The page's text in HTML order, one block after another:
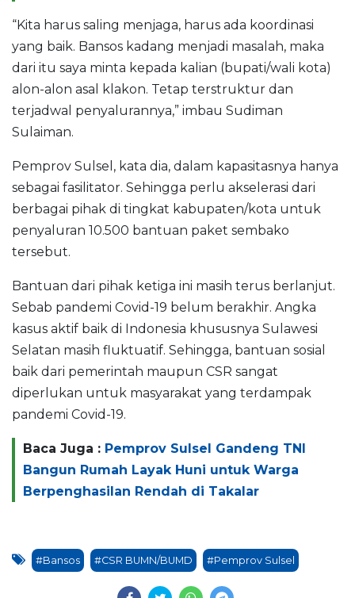
“Kita harus saling menjaga, harus ada koordinasi
yang baik. Bansos kadang menjadi masalah, maka
dari itu saya minta kepada kalian (bupati/wali kota)
alon-alon asal klakon. Tetap terstruktur dan
terjadwal penyalurannya,” imbau Sudiman
Sulaiman.
Pemprov Sulsel, kata dia, dalam kapasitasnya hanya
sebagai fasilitator. Sehingga perlu akselerasi dari
berbagai pihak di tingkat kabupaten/kota untuk
penyaluran 10.500 bantuan paket sembako
tersebut.
Bantuan dari pihak ketiga ini masih terus berlanjut.
Sebab pandemi Covid-19 belum berakhir. Angka
kasus aktif baik di Indonesia khususnya Sulawesi
Selatan masih fluktuatif. Sehingga, bantuan sosial
baik dari pemerintah maupun CSR sangat
diperlukan untuk masyarakat yang terdampak
pandemi Covid-19.
Baca Juga : Pemprov Sulsel Gandeng TNI
Bangun Rumah Layak Huni untuk Warga
Berpenghasilan Rendah di Takalar
#Bansos #CSR BUMN/BUMD #Pemprov Sulsel